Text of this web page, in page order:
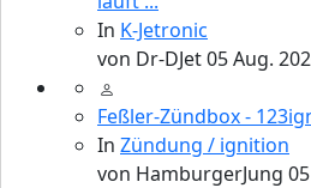
In K-Jetronic
von Dr-DJet05 Aug.
Feßler-Zündbox -
In Zündung / ignition
von HamburgerJung